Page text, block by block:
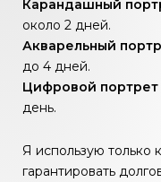
Карандашный
около 2 дней.
Акварельный
до 4 дней.
Цифровой портрет
день.
Я использую только
гарантировать